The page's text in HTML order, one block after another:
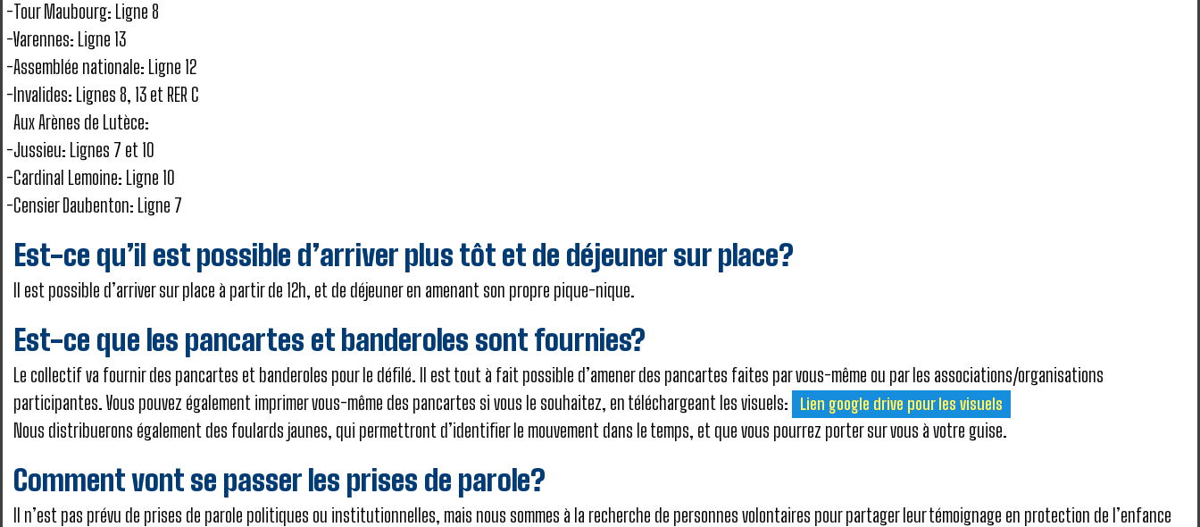
Tour Maubourg: Ligne 8
Varennes: Ligne 13
Assemblée nationale: Ligne 12
Invalides: Lignes 8, 13 et RER C
Aux Arènes de Lutèce:
Jussieu: Lignes 7 et 10
Cardinal Lemoine: Ligne 10
Censier Daubenton: Ligne 7
Est-ce qu’il est possible d’arriver plus tôt et de déjeuner sur place?
Il est possible d’arriver sur place à partir de 12h, et de déjeuner en amenant son propre pique-nique.
Est-ce que les pancartes et banderoles sont fournies?
Le collectif va fournir des pancartes et banderoles pour le défilé. Il est tout à fait possible d’amener des pancartes faites par vous-même ou par les associations/organisations
participantes. Vous pouvez également imprimer vous-même des pancartes si vous le souhaitez, en téléchargeant les visuels:
Lien google drive pour les visuels
Nous distribuerons également des foulards jaunes, qui permettront d’identifier le mouvement dans le temps, et que vous pourrez porter sur vous à votre guise.
Comment vont se passer les prises de parole?
Il n’est pas prévu de prises de parole politiques ou institutionnelles, mais nous sommes à la recherche de personnes volontaires pour partager leur témoignage en protection de l’enfance